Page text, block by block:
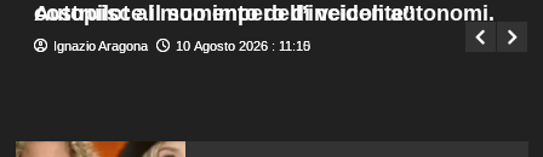
Autopilot al momento dell’incidente”
Ignazio Aragona 10 Agosto 2026 : 11:15
costruisce il suo impero di veicoli autonomi.
Ignazio Aragona 10 Agosto 2026 : 11:10
Chiara Ferragni incanta Formentera: